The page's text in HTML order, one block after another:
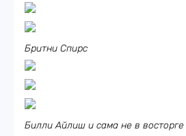
Бритни Спирс
Билли Айлиш и сама не в